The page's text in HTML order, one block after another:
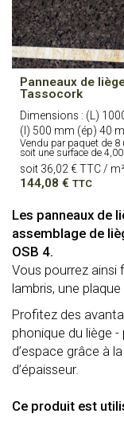
Panneaux de
Tassocork
Dimensions : (L)
(l) 500 mm (ép) 40
Vendu par paquet de 8
soit une surface de
soit 36,02 € TTC / m²
144,08 € TTC
Les panneaux de
assemblage de
OSB 4.
Vous pourrez ainsi
lambris, une
Profitez des
phonique du liège
d’espace grâce à
d’épaisseur.
Ce produit est